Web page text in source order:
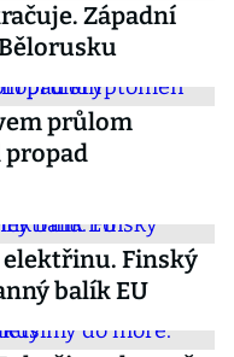
Západní
průlom
propad
Finský
balík EU